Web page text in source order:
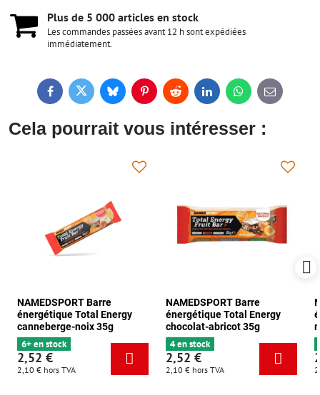
Plus de 5 000 articles en stock
Les commandes passées avant 12 h sont expédiées
immédiatement.
FacebookTwitterBlueskyPinterestReddit LinkedInWhatsApp
E-
mail
Cela pourrait vous intéresser :
NAMEDSPORT Barre
énergétique Total Energy
canneberge-noix 35g
6+ en stock
2,52 €
2,10 € hors TVA
NAMEDSPORT Barre
énergétique Total Energy
chocolat-abricot 35g
4 en stock
2,52 €
2,10 € hors TVA